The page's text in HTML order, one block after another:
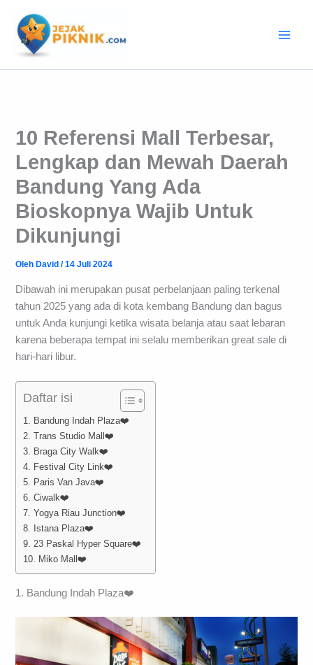
konten
10 Referensi Mall Terbesar,
Lengkap dan Mewah Daerah
Bandung Yang Ada
Bioskopnya Wajib Untuk
Dikunjungi
Oleh David/14 Juli 2024
Dibawah ini merupakan pusat perbelanjaan paling terkenal
tahun 2025 yang ada di kota kembang Bandung dan bagus
untuk Anda kunjungi ketika wisata belanja atau saat lebaran
karena beberapa tempat ini selalu memberikan great sale di
hari-hari libur.
Daftar isi
1. Bandung Indah Plaza❤️
2. Trans Studio Mall❤️
3. Braga City Walk❤️
4. Festival City Link❤️
5. Paris Van Java❤️
6. Ciwalk❤️
7. Yogya Riau Junction❤️
8. Istana Plaza❤️
9. 23 Paskal Hyper Square❤️
10. Miko Mall❤️
1. Bandung Indah Plaza❤️